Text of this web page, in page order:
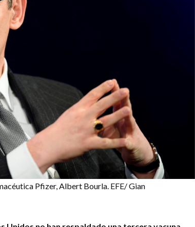
Pfizer, Albert Bourla. EFE/ Gian